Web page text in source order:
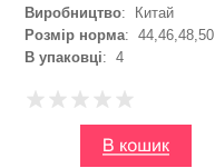
Виробництво: Китай
Розмір норма: 44,46,48,50
В упаковці: 4